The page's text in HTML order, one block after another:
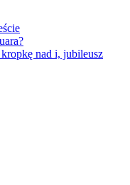
nad i, jubileusz